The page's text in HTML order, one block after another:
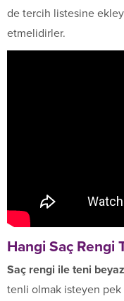
de tercih listesine
etmelidirler.
Hangi Saç Rengi
Saç rengi ile teni
tenli olmak isteyen